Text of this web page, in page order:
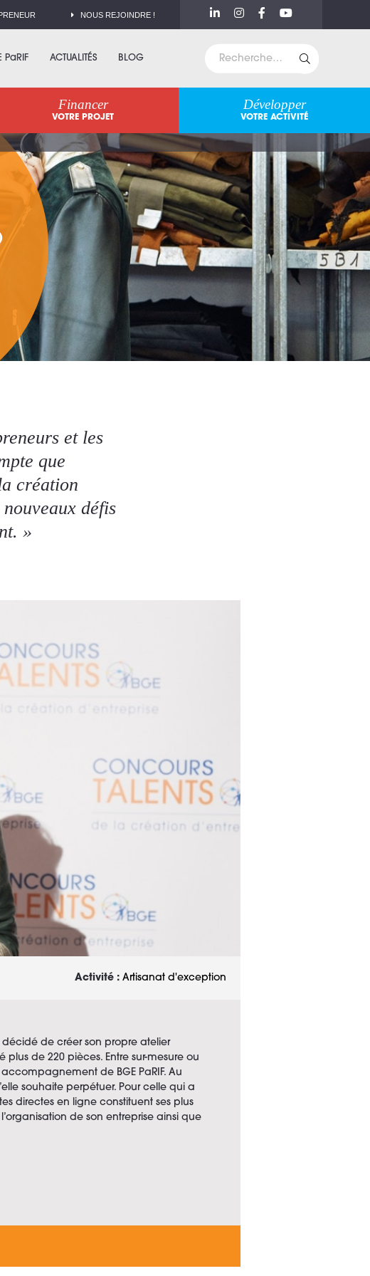
NOUS REJOINDRE !
PaRIF ACTUALITÉS BLOG
Financer
VOTRE PROJET
Développer
VOTRE ACTIVITÉ
et les
que
création
défis
»
Activité : Artisanat d'exception
de créer son propre atelier
de 220 pièces. Entre sur-mesure ou
de BGE PaRIF. Au
souhaite perpétuer. Pour celle qui a
directes en ligne constituent ses plus
de son entreprise ainsi que